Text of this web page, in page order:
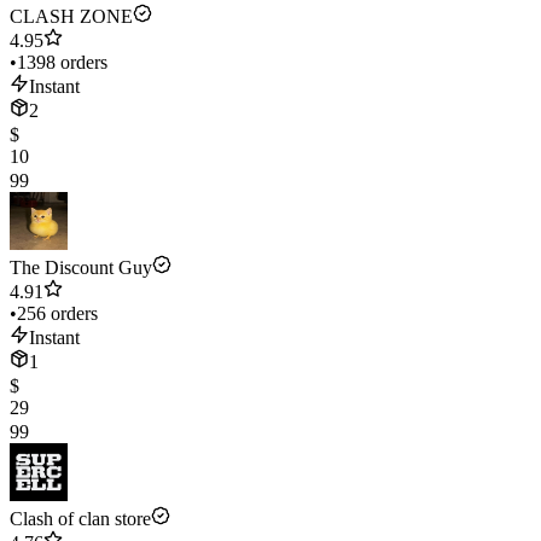
CLASH ZONE
4.95
•1398 orders
Instant
2
$
10
99
The Discount Guy
4.91
•256 orders
Instant
1
$
29
99
Clash of clan store